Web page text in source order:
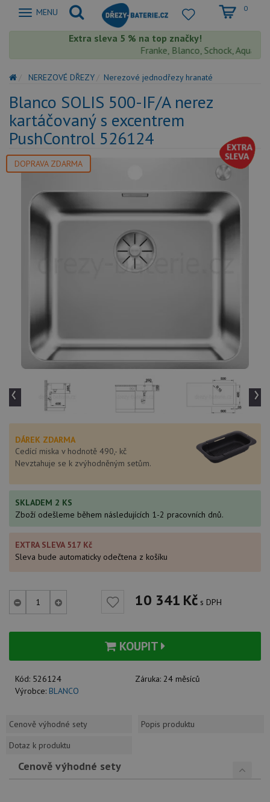
Zobrazit
MENU 0
Extra sleva 5 % na top značky!
Franke, Blanco, Schock,
NEREZOVÉ DŘEZY Nerezové jednodřezy hranaté
Blanco SOLIS 500-IF/A nerez
kartáčovaný s excentrem
PushControl 526124
DOPRAVA ZDARMA
‹ ›
DÁREK ZDARMA
Cedící miska v hodnotě 490,- kč
Nevztahuje se k zvýhodněným setům.
SKLADEM 2 KS
Zboží odešleme během následujících 1-2 pracovních dnů.
EXTRA SLEVA 517 Kč
Sleva bude automaticky odečtena z košíku
10 341 Kč s DPH
KOUPIT
Kód: 526124 Záruka: 24 měsíců
Výrobce: BLANCO
Cenově výhodné sety
Popis produktu
Dotaz k produktu
Cenově výhodné sety